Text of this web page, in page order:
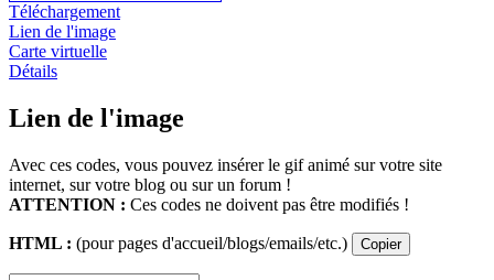
Téléchargement
Lien de l'image
Carte virtuelle
Détails
Lien de l'image
Avec ces codes, vous pouvez insérer le gif animé sur votre site
internet, sur votre blog ou sur un forum !
ATTENTION : Ces codes ne doivent pas être modifiés !
HTML : (pour pages d'accueil/blogs/emails/etc.) Copier